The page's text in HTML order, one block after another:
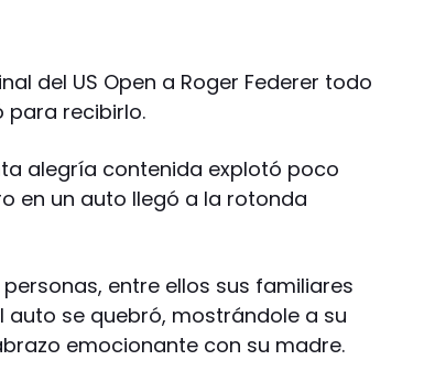
del US Open a Roger Federer todo
para recibirlo.
alegría contenida explotó poco
en un auto llegó a la rotonda
entre ellos sus familiares
se quebró, mostrándole a su
emocionante con su madre.